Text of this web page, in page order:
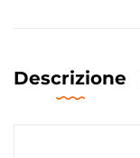
Descrizione